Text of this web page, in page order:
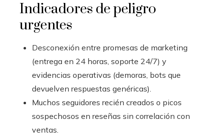
Indicadores de peligro
urgentes
Desconexión entre promesas de marketing
(entrega en 24 horas, soporte 24/7) y
evidencias operativas (demoras, bots que
devuelven respuestas genéricas).
Muchos seguidores recién creados o picos
sospechosos en reseñas sin correlación con
ventas.